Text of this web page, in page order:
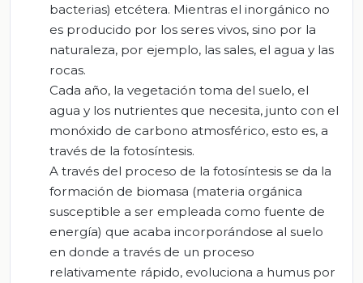
bacterias) etcétera. Mientras el inorgánico no
es producido por los seres vivos, sino por la
naturaleza, por ejemplo, las sales, el agua y las
rocas.
Cada año, la vegetación toma del suelo, el
agua y los nutrientes que necesita, junto con el
monóxido de carbono atmosférico, esto es, a
través de la fotosíntesis.
A través del proceso de la fotosíntesis se da la
formación de biomasa (materia orgánica
susceptible a ser empleada como fuente de
energía) que acaba incorporándose al suelo
en donde a través de un proceso
relativamente rápido, evoluciona a humus por